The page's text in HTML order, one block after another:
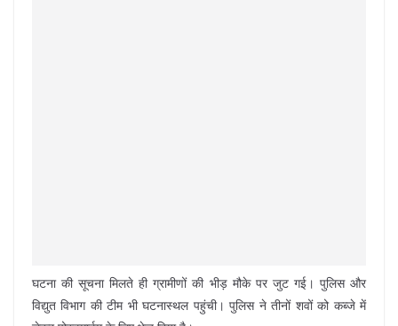
घटना की सूचना मिलते ही ग्रामीणों की भीड़ मौके पर जुट गई। पुलिस और
विद्युत विभाग की टीम भी घटनास्थल पहुंची। पुलिस ने तीनों शवों को कब्जे में